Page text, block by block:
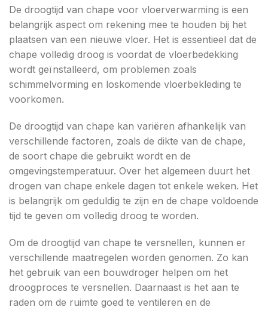
De droogtijd van chape voor vloerverwarming is een
belangrijk aspect om rekening mee te houden bij het
plaatsen van een nieuwe vloer. Het is essentieel dat de
chape volledig droog is voordat de vloerbedekking
wordt geïnstalleerd, om problemen zoals
schimmelvorming en loskomende vloerbekleding te
voorkomen.
De droogtijd van chape kan variëren afhankelijk van
verschillende factoren, zoals de dikte van de chape,
de soort chape die gebruikt wordt en de
omgevingstemperatuur. Over het algemeen duurt het
drogen van chape enkele dagen tot enkele weken. Het
is belangrijk om geduldig te zijn en de chape voldoende
tijd te geven om volledig droog te worden.
Om de droogtijd van chape te versnellen, kunnen er
verschillende maatregelen worden genomen. Zo kan
het gebruik van een bouwdroger helpen om het
droogproces te versnellen. Daarnaast is het aan te
raden om de ruimte goed te ventileren en de